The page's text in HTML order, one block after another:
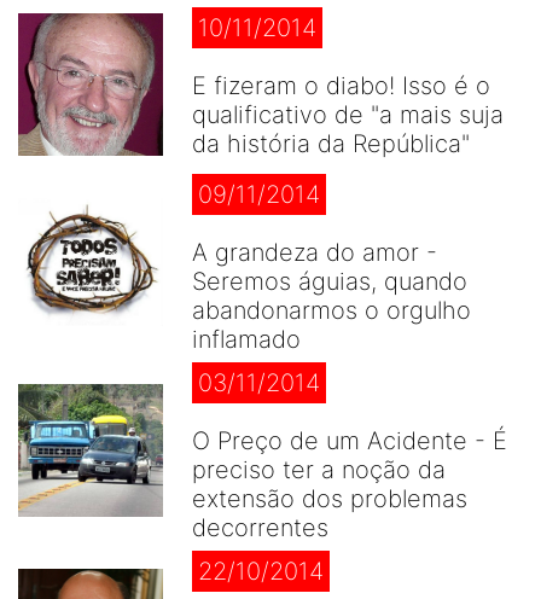
10/11/2014
E fizeram o diabo! Isso é o
qualificativo de "a mais suja
da história da República"
09/11/2014
A grandeza do amor -
Seremos águias, quando
abandonarmos o orgulho
inflamado
03/11/2014
O Preço de um Acidente - É
preciso ter a noção da
extensão dos problemas
decorrentes
22/10/2014